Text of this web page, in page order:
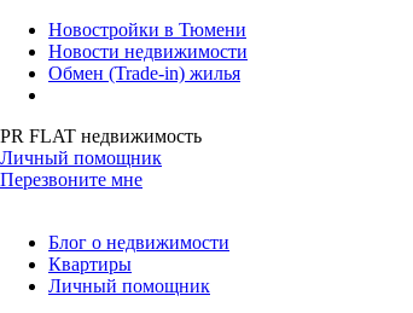
Новостройки в Тюмени
Новости недвижимости
Обмен (Trade-in) жилья
PR FLAT недвижимость
Личный помощник
Перезвоните мне
Блог о недвижимости
Квартиры
Личный помощник